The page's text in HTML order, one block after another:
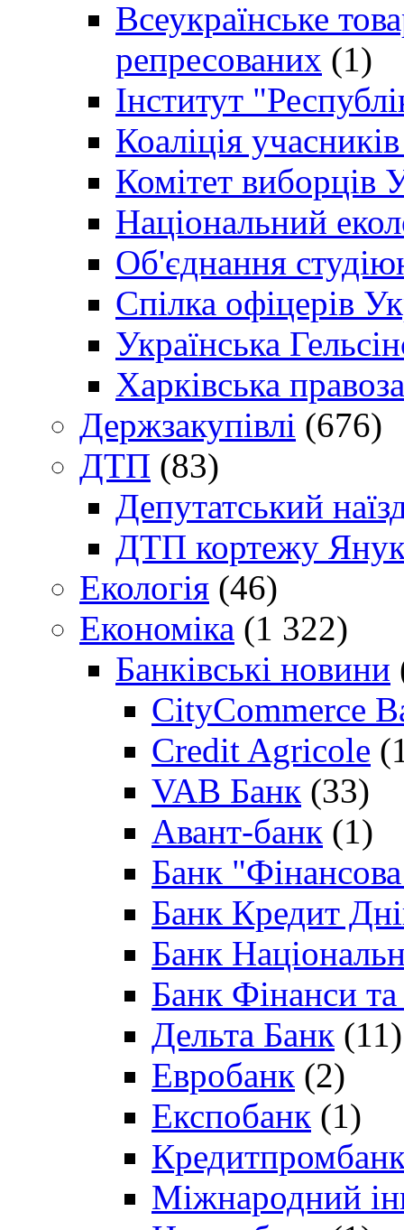
Всеукраїнське
репресованих (1)
Інститут
Коаліція
Комітет виборців
Національний
Об'єднання
Спілка офіцерів
Українська
Харківська
Держзакупівлі (676)
ДТП (83)
Депутатський
ДТП кортежу
Екологія (46)
Економіка (1 322)
Банківські новини
CityCommerce
Credit Agricole
VAB Банк (33)
Авант-банк (1)
Банк "Фінансова
Банк Кредит
Банк
Банк Фінанси
Дельта Банк (11)
Евробанк (2)
Експобанк (1)
Міжнародний